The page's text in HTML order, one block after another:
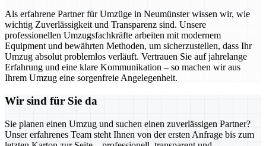
Als erfahrene Partner für Umzüge in Neumünster wissen wir, wie
wichtig Zuverlässigkeit und Transparenz sind. Unsere
professionellen Umzugsfachkräfte arbeiten mit modernem
Equipment und bewährten Methoden, um sicherzustellen, dass Ihr
Umzug absolut problemlos verläuft. Vertrauen Sie auf jahrelange
Erfahrung und eine klare Kommunikation – so machen wir aus
Ihrem Umzug eine sorgenfreie Angelegenheit.
Wir sind für Sie da
Sie planen einen Umzug und suchen einen zuverlässigen Partner?
Unser erfahrenes Team steht Ihnen von der ersten Anfrage bis zum